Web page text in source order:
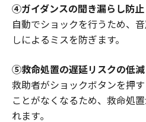
④ガイダンスの聞き漏らし防止
自動でショックを行うため、
しによるミスを防ぎます。
⑤救命処置の遅延リスクの低減
救助者がショックボタンを押
ことがなくなるため、救命処
れます｡